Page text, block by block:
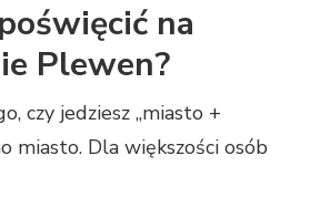
na
Plewen?
czy jedziesz „miasto +
miasto. Dla większości osób